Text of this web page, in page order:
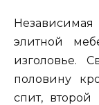
Независимая
элитной
изголовье.
половину
спит,